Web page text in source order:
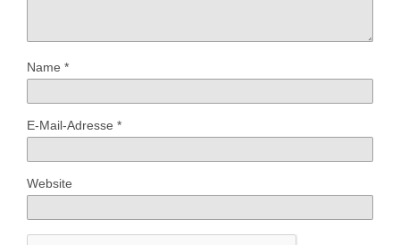
Name *
E-Mail-Adresse *
Website